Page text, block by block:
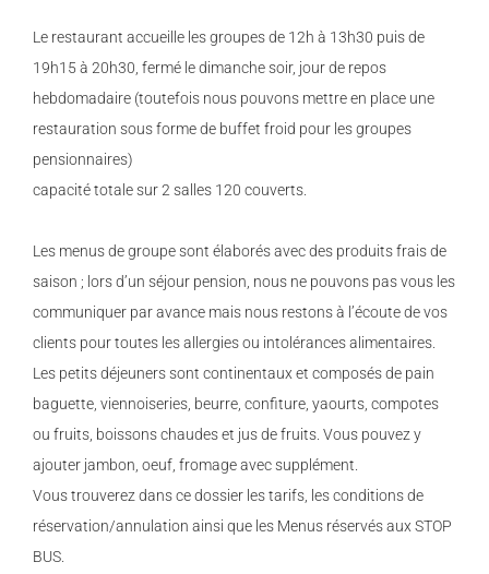
Le restaurant accueille les groupes de 12h à 13h30 puis de
19h15 à 20h30, fermé le dimanche soir, jour de repos
hebdomadaire (toutefois nous pouvons mettre en place une
restauration sous forme de buffet froid pour les groupes
pensionnaires)
capacité totale sur 2 salles 120 couverts.
Les menus de groupe sont élaborés avec des produits frais de
saison ; lors d’un séjour pension, nous ne pouvons pas vous les
communiquer par avance mais nous restons à l’écoute de vos
clients pour toutes les allergies ou intolérances alimentaires.
Les petits déjeuners sont continentaux et composés de pain
baguette, viennoiseries, beurre, confiture, yaourts, compotes
ou fruits, boissons chaudes et jus de fruits. Vous pouvez y
ajouter jambon, oeuf, fromage avec supplément.
Vous trouverez dans ce dossier les tarifs, les conditions de
réservation/annulation ainsi que les Menus réservés aux STOP
BUS.